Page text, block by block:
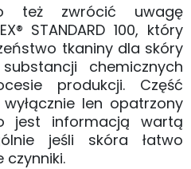
też zwrócić uwagę
STANDARD 100, który
tkaniny dla skóry
chemicznych
produkcji. Część
len opatrzony
jest informacją wartą
jeśli skóra łatwo
czynniki.